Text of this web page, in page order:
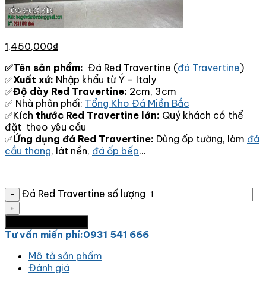
1,450,000₫
✅Tên sản phẩm: Đá Red Travertine (đá Travertine)
✅Xuất xứ: Nhập khẩu từ Ý – Italy
✅Độ dày Red Travertine: 2cm, 3cm
✅ Nhà phân phối: Tổng Kho Đá Miền Bắc
✅Kích thước Red Travertine lớn: Quý khách có thể
đặt theo yêu cầu
✅Ứng dụng đá Red Travertine: Dùng ốp tường, làm đá
cầu thang, lát nền, đá ốp bếp…
Đá Red Travertine số lượng
Tư vấn miến phí:0931 541 666
Mô tả sản phẩm
Đánh giá